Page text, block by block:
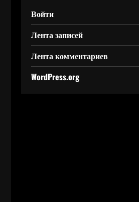
Войти
Лента записей
Лента комментариев
WordPress.org